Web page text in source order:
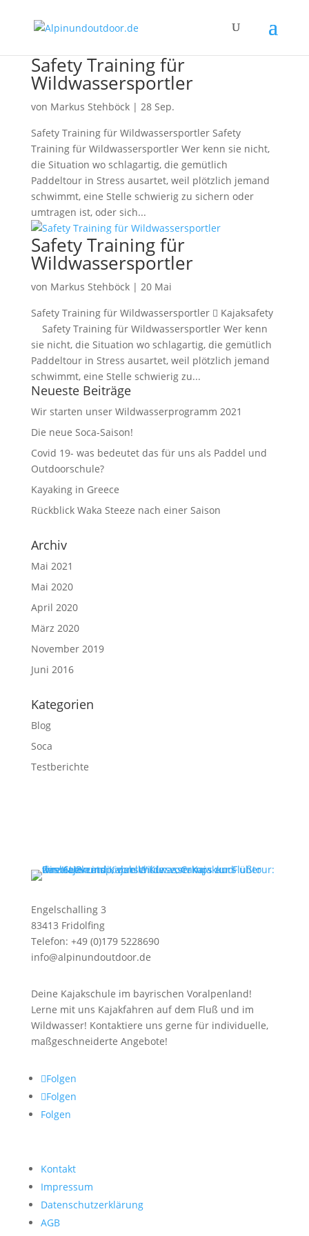
Safety Training für
Wildwassersportler
von Markus Stehböck| 28 Sep.
Safety Training für Wildwassersportler Safety
Training für Wildwassersportler Wer kenn sie nicht,
die Situation wo schlagartig, die gemütlich
Paddeltour in Stress ausartet, weil plötzlich jemand
schwimmt, eine Stelle schwierig zu sichern oder
umtragen ist, oder sich...
Safety Training für
Wildwassersportler
von Markus Stehböck| 20 Mai
Safety Training für Wildwassersportler  Kajaksafety
Safety Training für Wildwassersportler Wer kenn
sie nicht, die Situation wo schlagartig, die gemütlich
Paddeltour in Stress ausartet, weil plötzlich jemand
schwimmt, eine Stelle schwierig zu...
Neueste Beiträge
Wir starten unser Wildwasserprogramm 2021
Die neue Soca-Saison!
Covid 19- was bedeutet das für uns als Paddel und
Outdoorschule?
Kayaking in Greece
Rückblick Waka Steeze nach einer Saison
Archiv
Mai 2021
Mai 2020
April 2020
März 2020
November 2019
Juni 2016
Kategorien
Blog
Soca
Testberichte
Engelschalling 3
83413 Fridolfing
Telefon: +49 (0)179 5228690
info@alpinundoutdoor.de
Deine Kajakschule im bayrischen Voralpenland!
Lerne mit uns Kajakfahren auf dem Fluß und im
Wildwasser! Kontaktiere uns gerne für individuelle,
maßgeschneiderte Angebote!
Folgen
Folgen
Folgen
Kontakt
Impressum
Datenschutzerklärung
AGB